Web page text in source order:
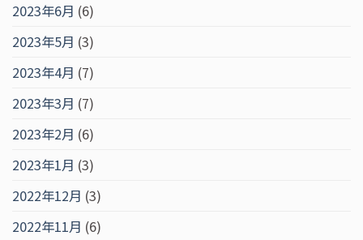
2023年6月 (6)
2023年5月 (3)
2023年4月 (7)
2023年3月 (7)
2023年2月 (6)
2023年1月 (3)
2022年12月 (3)
2022年11月 (6)